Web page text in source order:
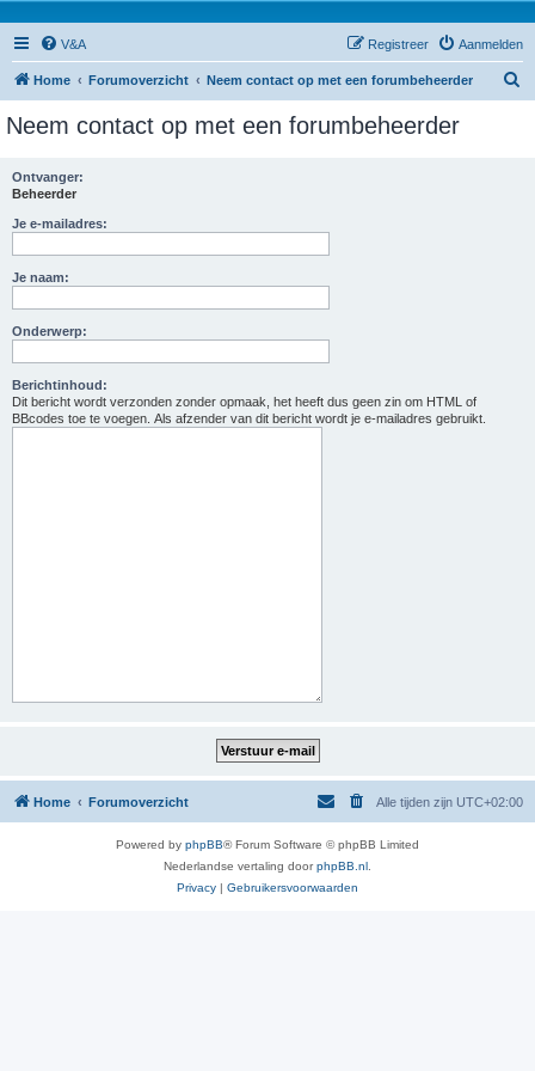
V&A Aanmelden
Registreer
Home Forumoverzicht Neem contact op met een forumbeheerder
Neem contact op met een forumbeheerder
Ontvanger:
Beheerder
Je e-mailadres:
Je naam:
Onderwerp:
Berichtinhoud:
Dit bericht wordt verzonden zonder opmaak, het heeft dus geen zin om HTML of
BBcodes toe te voegen. Als afzender van dit bericht wordt je e-mailadres gebruikt.
Home Forumoverzicht Alle tijden zijn UTC+02:00
Powered by phpBB® Forum Software © phpBB Limited
Nederlandse vertaling doorphpBB.nl
Privacy | Gebruikersvoorwaarden